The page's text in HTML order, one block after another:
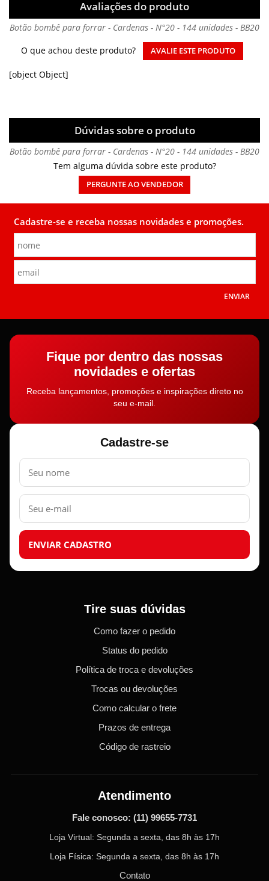
Avaliações do produto
Botão bombê para forrar - Cardenas - N°20 - 144 unidades - BB20
O que achou deste produto?
AVALIE ESTE PRODUTO
[object Object]
Dúvidas sobre o produto
Botão bombê para forrar - Cardenas - N°20 - 144 unidades - BB20
Tem alguma dúvida sobre este produto?
PERGUNTE AO VENDEDOR
Cadastre-se e receba nossas novidades e promoções.
ENVIAR
Fique por dentro das nossas
novidades e ofertas
Receba lançamentos, promoções e inspirações direto no
seu e-mail.
Cadastre-se
Nome
E-
mail
ENVIAR CADASTRO
Tire suas dúvidas
Como fazer o pedido
Status do pedido
Política de troca e devoluções
Trocas ou devoluções
Como calcular o frete
Prazos de entrega
Código de rastreio
Atendimento
Fale conosco: (11) 99655-7731
Loja Virtual: Segunda a sexta, das 8h às 17h
Loja Física: Segunda a sexta, das 8h às 17h
Contato